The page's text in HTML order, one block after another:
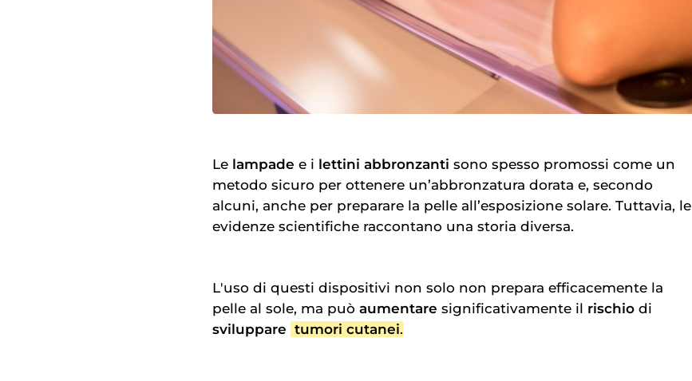
Le lampade e i lettini abbronzanti sono spesso promossi come un
metodo sicuro per ottenere un’abbronzatura dorata e, secondo
alcuni, anche per preparare la pelle all’esposizione solare. Tuttavia, le
evidenze scientifiche raccontano una storia diversa.
L'uso di questi dispositivi non solo non prepara efficacemente la
pelle al sole, ma può aumentare significativamente il rischio di
sviluppare tumori cutanei.